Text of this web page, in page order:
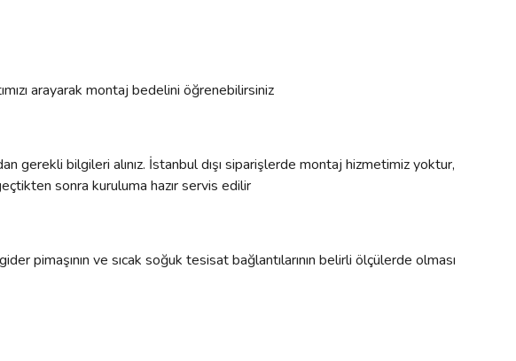
arayarak montaj bedelini öğrenebilirsiniz
bilgileri alınız. İstanbul dışı siparişlerde montaj hizmetimiz yoktur,
sonra kuruluma hazır servis edilir
pimaşının ve sıcak soğuk tesisat bağlantılarının belirli ölçülerde olması